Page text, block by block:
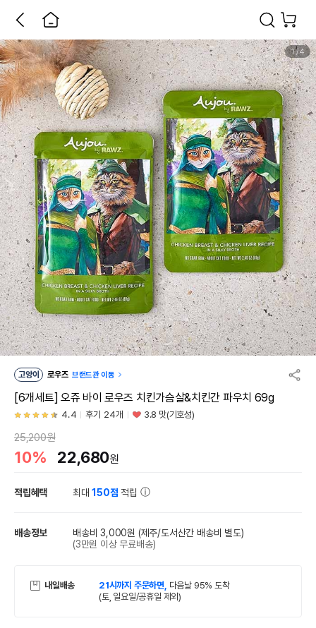
1/4
고양이 로우즈 브랜드관 이동
[6개세트] 오쥬 바이 로우즈 치킨가슴살&치킨간 파우치 69g
4.4 후기 24개 3.8 맛(기호성)
25,200원
10% 22,680원
적립혜택 최대150점 적립
배송정보 배송비 3,000원 (제주/도서산간 배송비 별도)
(3만원 이상 무료배송)
내일배송 21시까지 주문하면, 다음날 95% 도착
(토, 일요일/공휴일 제외)